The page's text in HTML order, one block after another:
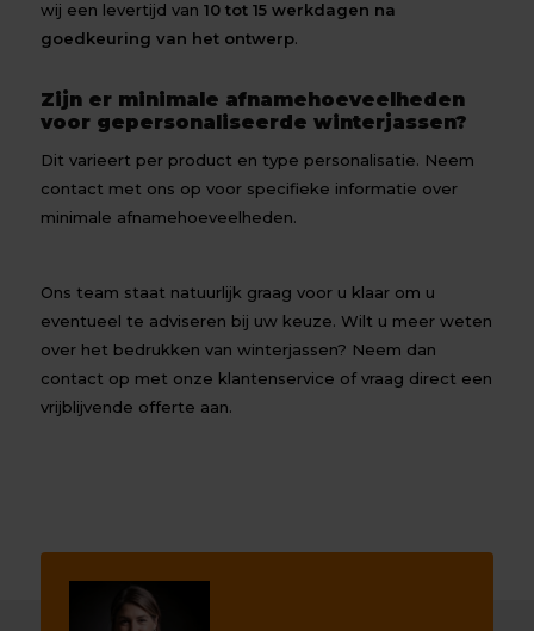
wij een levertijd van10 tot 15 werkdagen na
goedkeuring van het ontwerp.
Zijn er minimale afnamehoeveelheden
voor gepersonaliseerde winterjassen?
Dit varieert per product en type personalisatie. Neem
contact met ons op voor specifieke informatie over
minimale afnamehoeveelheden.
Ons team staat natuurlijk graag voor u klaar om u
eventueel te adviseren bij uw keuze. Wilt u meer weten
over het bedrukken van winterjassen? Neem dan
contact op met onze klantenservice of vraag direct een
vrijblijvende offerte aan.